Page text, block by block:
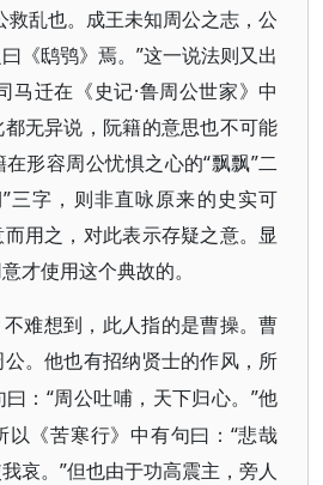
救乱也。成王未知周公之志，公
《鸱鸮》焉。”这一说法则又出
马迁在《史记·鲁周公世家》中
无异说，阮籍的意思也不可能
形容周公忧惧之心的“飘飘”二
三字，则非直咏原来的史实可
用之，对此表示存疑之意。显
才使用这个典故的。
不难想到，此人指的是曹操。曹
。他也有招纳贤士的作风，所
： “周公吐哺，天下归心。”他
以《苦寒行》中有句曰：“悲哉
哀。”但也由于功高震主，旁人